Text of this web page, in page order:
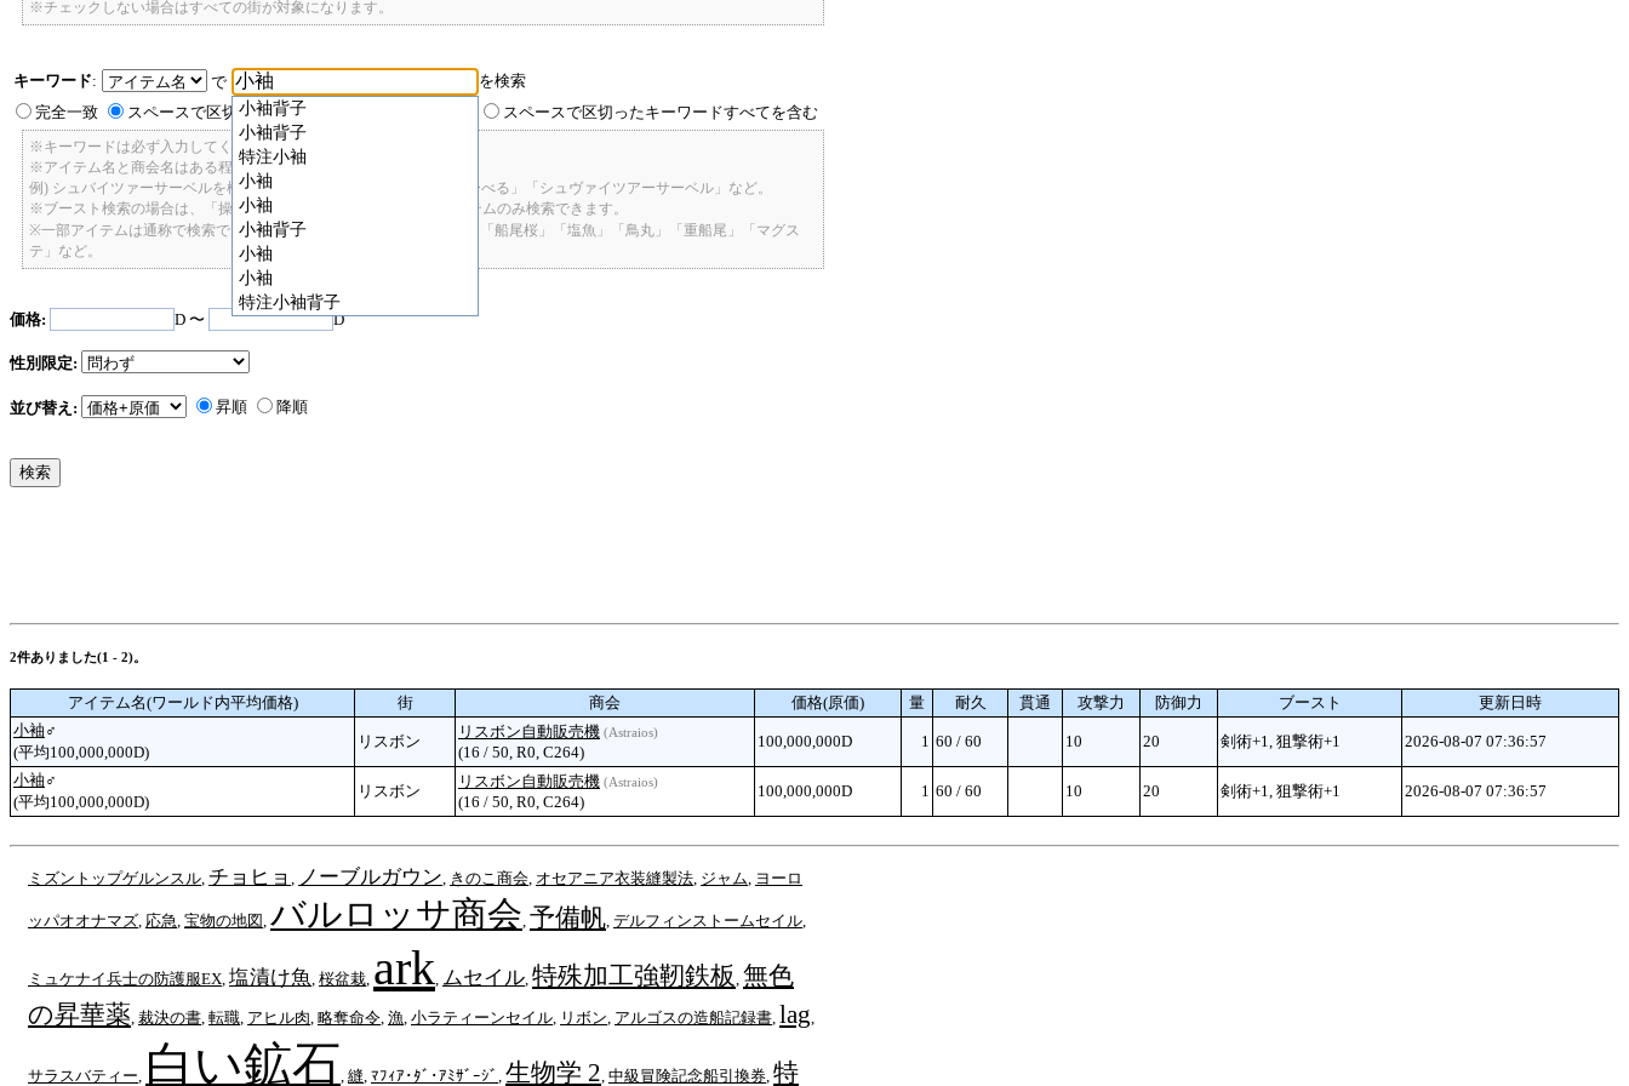
※チェックしない場合はすべての街が対象になります。
キーワード:
で
小袖背子
小袖背子
特注小袖
小袖
小袖
小袖背子
小袖
小袖
特注小袖背子
を検索
完全一致
スペースで区切ったキーワードのいずれかを含む スペースで区切ったキーワードすべてを含む
※キーワードは必ず入力してください。
※アイテム名と商会名はある程度曖昧に検索できます。
例) シュバイツァーサーベルを検索したい場合: 「しゅばいつあーさーべる」「シュヴァイツアーサーベル」など。
※ブースト検索の場合は、「操舵+2」で検索すると、操舵+2のアイテムのみ検索できます。
※一部アイテムは通称で検索できます。「カテ1」「C1」「ロット1」「船尾桜」「塩魚」「鳥丸」「重船尾」「マグス
テ」など。
価格: D 〜 D
性別限定:
並び替え: 昇順 降順
2件ありました(1 - 2)。
アイテム名(ワールド内平均価格) 街 商会 価格(原価) 量 耐久 貫通 攻撃力 防御力 ブースト
更新日時
小袖 ♂
(平均100,000,000D)
リスボン
リスボン自動販売機 (Astraios)
(16 / 50, R0, C264)
100,000,000D 1 60 / 60 10 20 剣術+1, 狙撃術+1 2026-08-07 07:36:57
小袖 ♂
(平均100,000,000D)
リスボン
リスボン自動販売機 (Astraios)
(16 / 50, R0, C264)
100,000,000D 1 60 / 60 10 20 剣術+1, 狙撃術+1 2026-08-07 07:36:57
ミズントップゲルンスル チョヒョ ノーブルガウン きのこ商会 オセアニア衣装縫製法 ジャム ヨーロ
ッパオオナマズ 応急 宝物の地図 バルロッサ商会 予備帆 デルフィンストームセイル
ミュケナイ兵士の防護服EX 塩漬け魚 桜盆栽 ark ムセイル 特殊加工強靭鉄板 無色
の昇華薬 裁決の書 転職 アヒル肉 略奪命令 漁 小ラティーンセイル リボン アルゴスの造船記録書 lag
サラスバティー 白い鉱石 縫 ﾏﾌｨｱ･ﾀﾞ･ｱﾐｻﾞｰｼﾞ 生物学 2 中級冒険記念船引換券 特